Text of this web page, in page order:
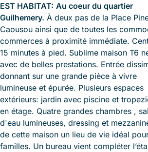
EST HABITAT: Au coeur du quartier
Guilhemery. À deux pas de la Place
Caousou ainsi que de toutes les
commerces à proximité immédiate.
15 minutes à pied. Sublime maison T6
avec de belles prestations. Entrée
donnant sur une grande pièce à vivre
lumineuse et épurée. Plusieurs espaces
extérieurs: jardin avec piscine et
en étage. Quatre grandes chambres ,
d'eau lumineuses, dressing et
de cette maison un lieu de vie idéal
familles. Un bureau vient compléter